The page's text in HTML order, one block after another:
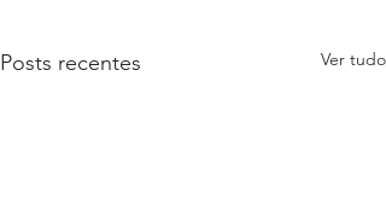
Posts recentes Ver tudo